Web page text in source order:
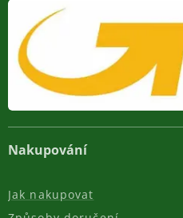
Nakupování
Jak nakupovat